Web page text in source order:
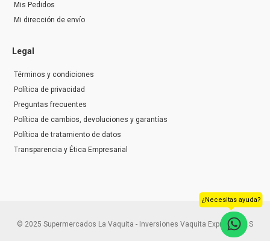
Mis Pedidos
Mi dirección de envío
Legal
Términos y condiciones
Política de privacidad
Preguntas frecuentes
Política de cambios, devoluciones y garantías
Política de tratamiento de datos
Transparencia y Ética Empresarial
© 2025 Supermercados La Vaquita - Inversiones Vaquita Express S.A.S
¿Necesitas ayuda?